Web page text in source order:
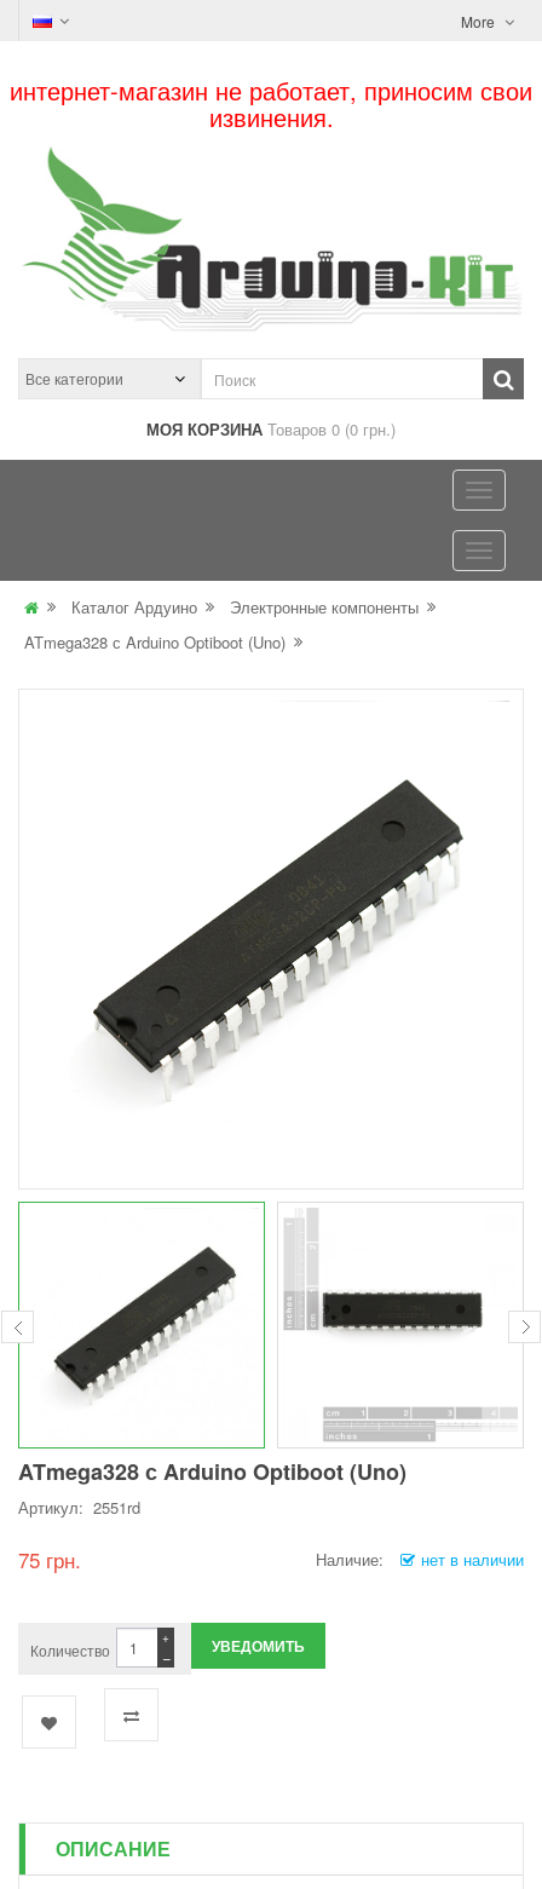
More
интернет-магазин не работает, приносим свои
извинения.
МОЯ КОРЗИНА Товаров 0 (0 грн.)
Каталог Ардуино
Электронные компоненты
ATmega328 с Arduino Optiboot (Uno)
ATmega328 с Arduino Optiboot (Uno)
Артикул: 2551rd
75 грн. Наличие: нет в наличии
Количество −
+ УВЕДОМИТЬ
ОПИСАНИЕ